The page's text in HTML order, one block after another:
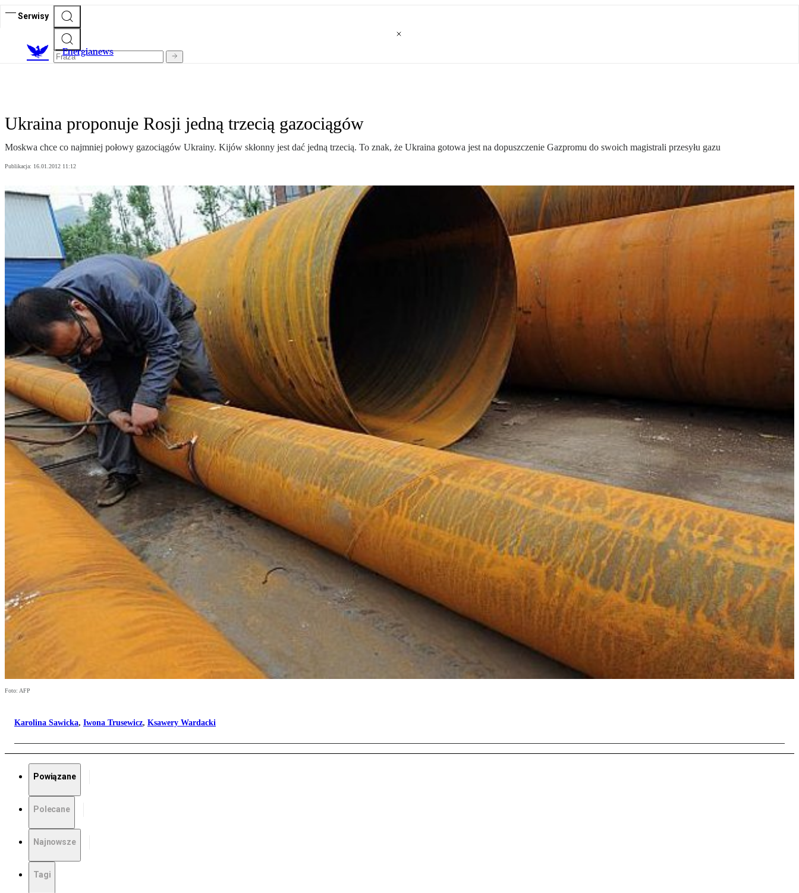
Serwisy
Energianews
Ukraina proponuje Rosji jedną trzecią gazociągów
Moskwa chce co najmniej połowy gazociągów Ukrainy. Kijów skłonny jest dać jedną trzecią. To znak, że Ukraina gotowa jest na dopuszczenie Gazpromu do swoich magistrali przesyłu gazu
Publikacja: 16.01.2012 11:12
Foto: AFP
Karolina Sawicka, Iwona Trusewicz, Ksawery Wardacki
Powiązane
Polecane
Najnowsze
Tagi